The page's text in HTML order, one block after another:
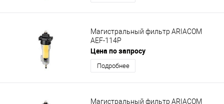
Магистральный фильтр ARIACOM
AEF-114P
Цена по запросу
Подробнее
Магистральный фильтр ARIACOM